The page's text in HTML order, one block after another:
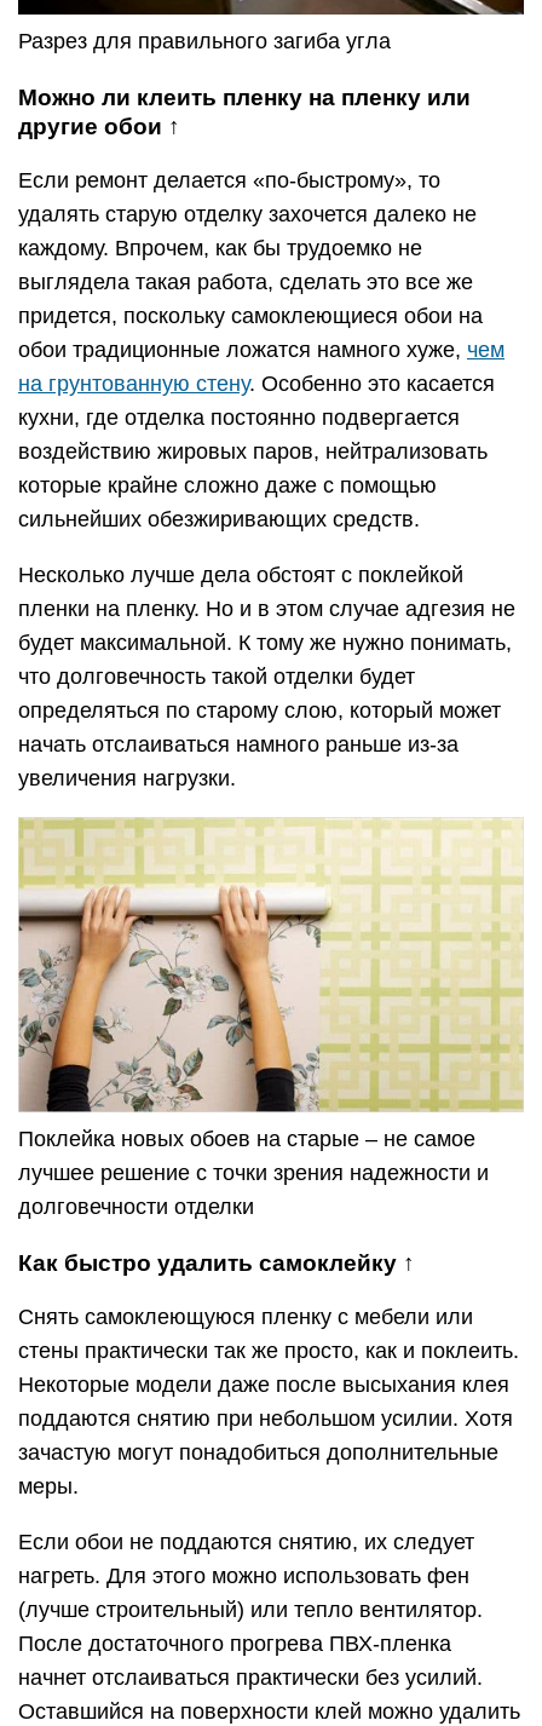
Разрез для правильного загиба угла
Можно ли клеить пленку на пленку или
другие обои ↑
Если ремонт делается «по-быстрому», то
удалять старую отделку захочется далеко не
каждому. Впрочем, как бы трудоемко не
выглядела такая работа, сделать это все же
придется, поскольку самоклеющиеся обои на
обои традиционные ложатся намного хуже, чем
на грунтованную стену. Особенно это касается
кухни, где отделка постоянно подвергается
воздействию жировых паров, нейтрализовать
которые крайне сложно даже с помощью
сильнейших обезжиривающих средств.
Несколько лучше дела обстоят с поклейкой
пленки на пленку. Но и в этом случае адгезия не
будет максимальной. К тому же нужно понимать,
что долговечность такой отделки будет
определяться по старому слою, который может
начать отслаиваться намного раньше из-за
увеличения нагрузки.
Поклейка новых обоев на старые – не самое
лучшее решение с точки зрения надежности и
долговечности отделки
Как быстро удалить самоклейку ↑
Снять самоклеющуюся пленку с мебели или
стены практически так же просто, как и поклеить.
Некоторые модели даже после высыхания клея
поддаются снятию при небольшом усилии. Хотя
зачастую могут понадобиться дополнительные
меры.
Если обои не поддаются снятию, их следует
нагреть. Для этого можно использовать фен
(лучше строительный) или тепло вентилятор.
После достаточного прогрева ПВХ-пленка
начнет отслаиваться практически без усилий.
Оставшийся на поверхности клей можно удалить